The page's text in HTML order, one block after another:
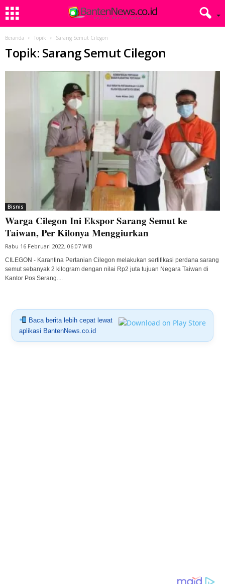
Beranda Topik Sarang Semut Cilegon
Topik: Sarang Semut Cilegon
Bisnis
Warga Cilegon Ini Ekspor Sarang Semut ke
Taiwan, Per Kilonya Menggiurkan
Rabu 16 Februari 2022, 06:07 WIB
CILEGON - Karantina Pertanian Cilegon melakukan sertifikasi perdana sarang
semut sebanyak 2 kilogram dengan nilai Rp2 juta tujuan Negara Taiwan di
Kantor Pos Serang....
Baca berita lebih cepat lewat
aplikasi BantenNews.co.id